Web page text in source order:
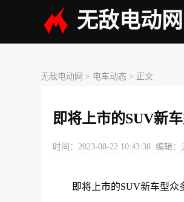
无敌电动网
无敌电动网 > 电车动态 > 正文
即将上市的SUV新
时间：2023-08-22 10:43:38 编辑：
即将上市的SUV新车型众